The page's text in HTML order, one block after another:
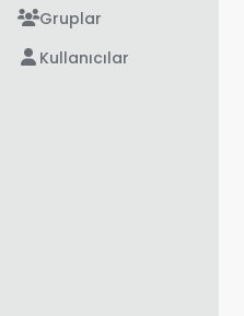
Gruplar
Kullanıcılar